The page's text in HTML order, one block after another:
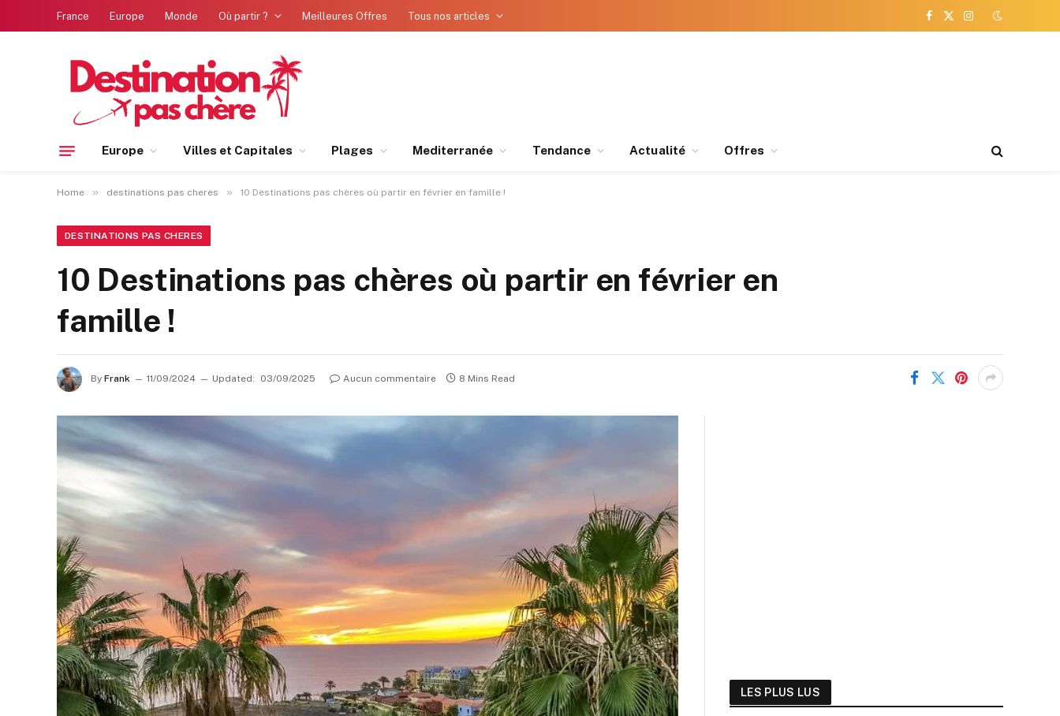
France Europe Monde Où partir ? Meilleures Offres Tous nos articles
Facebook
X
Instagram
Europe Villes et Capitales Plages Mediterranée Tendance Actualité Offres
Home » destinations pas cheres » 10 Destinations pas chères où partir en février en famille !
DESTINATIONS PAS CHERES
10 Destinations pas chères où partir en février en
famille !
By Frank 11/09/2024 Updated: 03/09/2025 Aucun commentaire 8 Mins Read
LES PLUS LUS